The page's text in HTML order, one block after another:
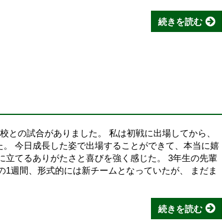
続きを読む
との試合がありました。 私は初戦に出場してから、
今日成長した姿で出場することができて、本当に嬉
立てるありがたさと喜びを強く感じた。 3年生の先輩
週間、形式的には新チームとなっていたが、 まだま
続きを読む